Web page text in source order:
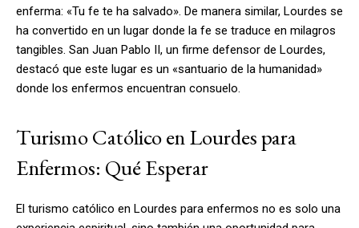
enferma: «Tu fe te ha salvado». De manera similar, Lourdes se
ha convertido en un lugar donde la fe se traduce en milagros
tangibles. San Juan Pablo II, un firme defensor de Lourdes,
destacó que este lugar es un «santuario de la humanidad»
donde los enfermos encuentran consuelo.
Turismo Católico en Lourdes para
Enfermos: Qué Esperar
El turismo católico en Lourdes para enfermos no es solo una